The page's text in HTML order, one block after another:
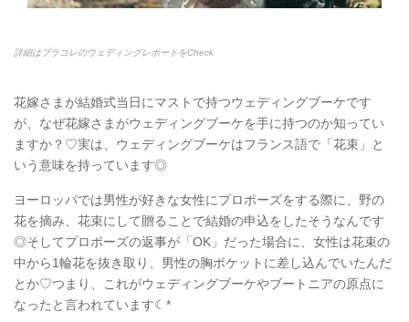
詳細はプラコレのウェディングレポートをCheck
花嫁さまが結婚式当日にマストで持つウェディングブーケです
が、なぜ花嫁さまがウェディングブーケを手に持つのか知ってい
ますか？♡実は、ウェディングブーケはフランス語で「花束」と
いう意味を持っています◎
ヨーロッパでは男性が好きな女性にプロポーズをする際に、野の
花を摘み、花束にして贈ることで結婚の申込をしたそうなんです
◎そしてプロポーズの返事が「OK」だった場合に、女性は花束の
中から1輪花を抜き取り、男性の胸ポケットに差し込んでいたんだ
とか♡つまり、これがウェディングブーケやブートニアの原点に
なったと言われています☾*